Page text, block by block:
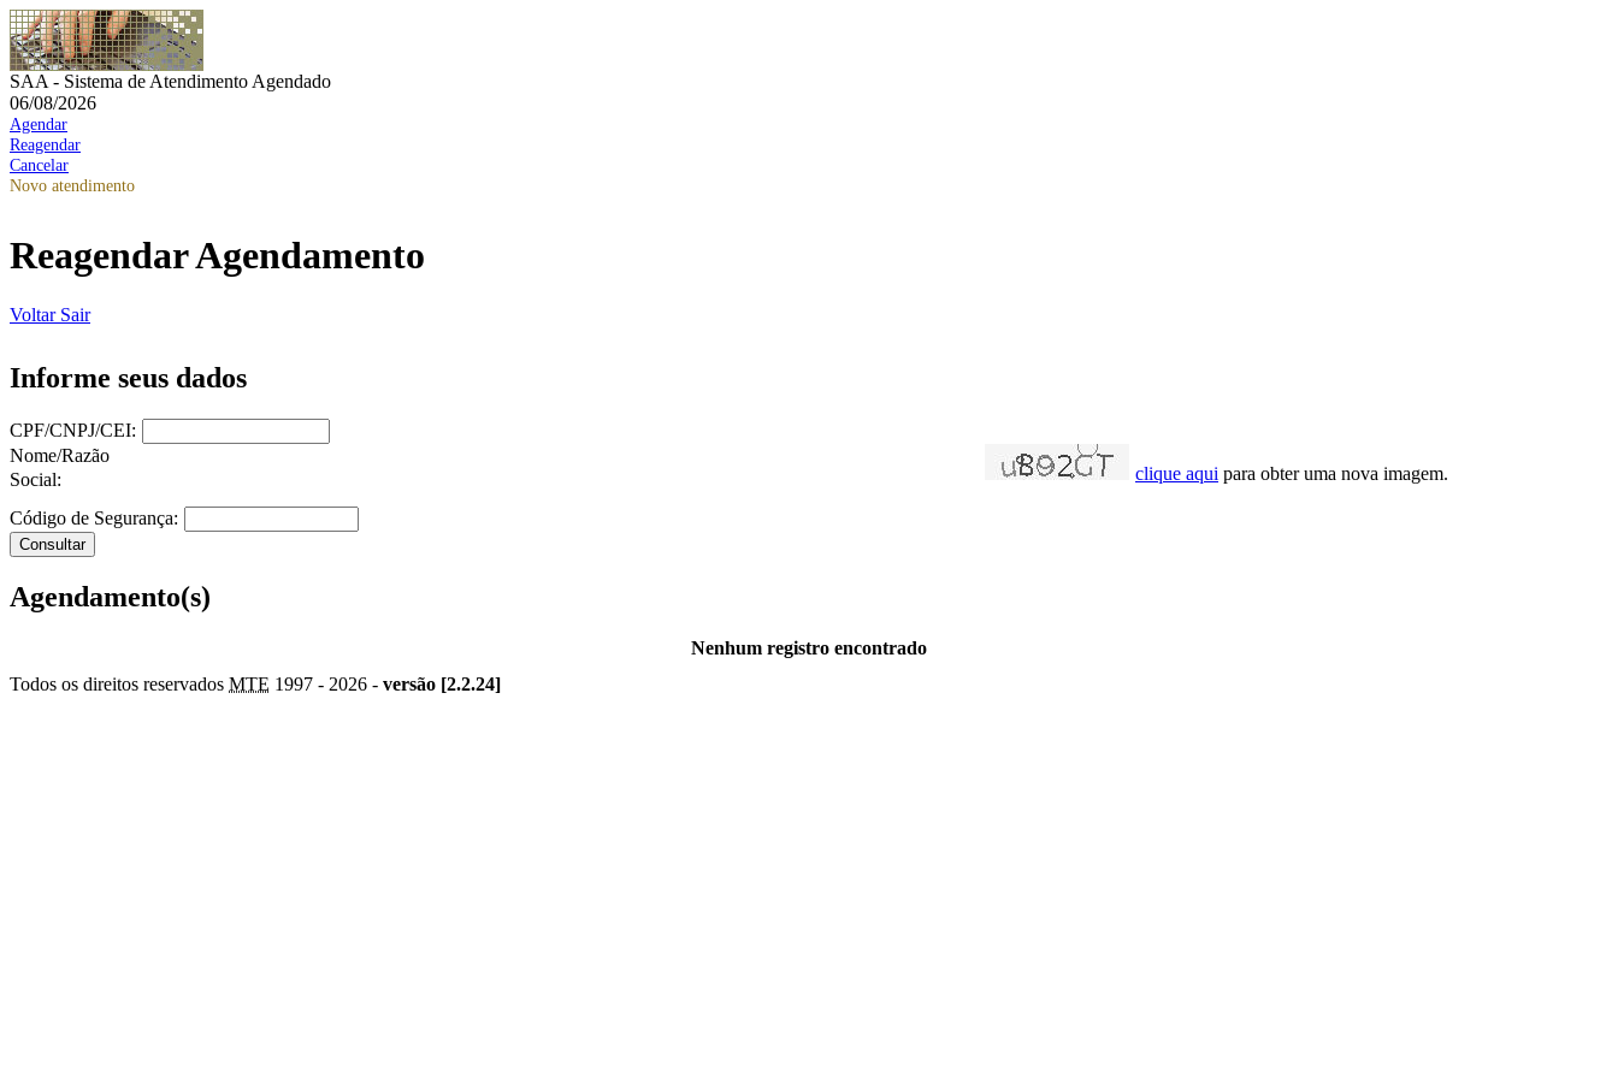
SAA - Sistema de Atendimento Agendado
06/08/2026
Agendar
Reagendar
Cancelar
Novo atendimento
Reagendar Agendamento
Voltar Sair
Informe seus dados
CPF/CNPJ/CEI:
Nome/Razão
Social:
clique aqui para obter uma nova imagem.
Código de Segurança:
Agendamento(s)
Nenhum registro encontrado
Todos os direitos reservados MTE 1997 - 2026 - versão [2.2.24]